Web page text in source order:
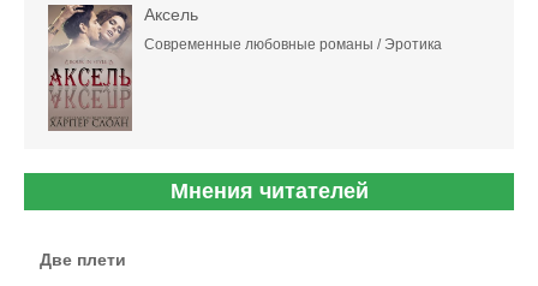
Аксель
Современные любовные романы / Эротика
Мнения читателей
Две плети